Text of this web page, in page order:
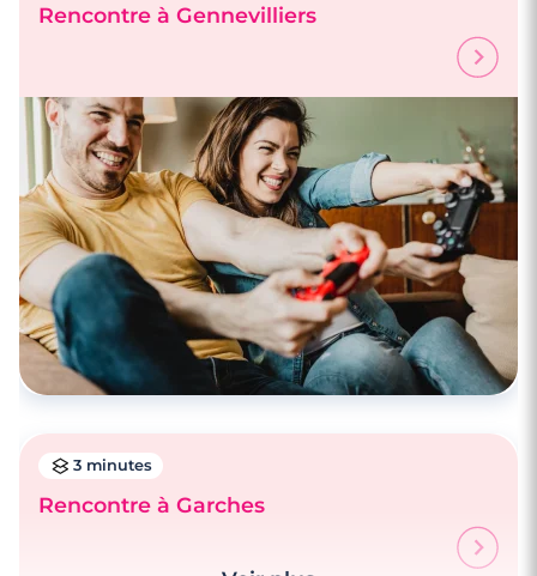
Rencontre à Gennevilliers
3 minutes
Rencontre à Garches